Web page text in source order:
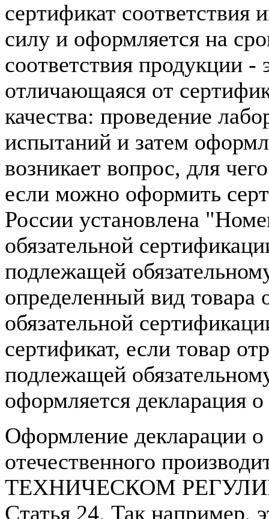
сертификат
силу и оформляется на
соответствия продукции
отличающаяся от
качества: проведение
испытаний и затем
возникает вопрос, для
если можно оформить
России установлена
обязательной
подлежащей
определенный вид товара
обязательной
сертификат, если товар
подлежащей
оформляется декларация о
Оформление декларации о
отечественного
ТЕХНИЧЕСКОМ
Статья 24. Так например,